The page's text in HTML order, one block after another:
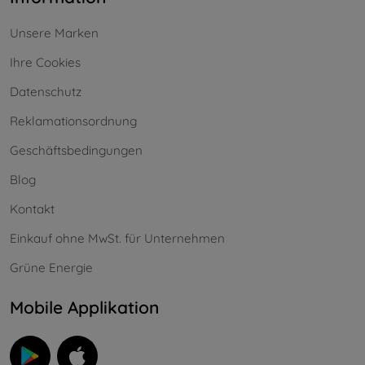
Unsere Marken
Ihre Cookies
Datenschutz
Reklamationsordnung
Geschäftsbedingungen
Blog
Kontakt
Einkauf ohne MwSt. für Unternehmen
Grüne Energie
Mobile Applikation